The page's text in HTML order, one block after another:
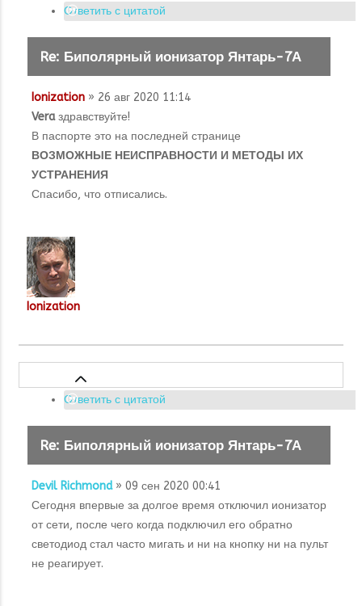
Ответить с цитатой
Re: Биполярный ионизатор Янтарь-7А
Ionization » 26 авг 2020 11:14
Veraздравствуйте!
В паспорте это на последней странице
ВОЗМОЖНЫЕ НЕИСПРАВНОСТИ И МЕТОДЫ ИХ
УСТРАНЕНИЯ
Спасибо, что отписались.
Ionization
Ответить с цитатой
Re: Биполярный ионизатор Янтарь-7А
Devil Richmond» 09 сен 2020 00:41
Сегодня впервые за долгое время отключил ионизатор
от сети, после чего когда подключил его обратно
светодиод стал часто мигать и ни на кнопку ни на пульт
не реагирует.